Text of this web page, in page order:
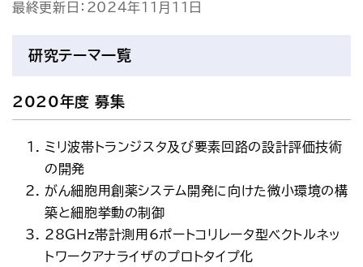
チャットで相談
アクセス お問い合わせ
プレスリリース English
最終更新日：2024年11月11日
研究テーマ一覧
2020年度 募集
ミリ波帯トランジスタ及び要素回路の設計評価技術
の開発
がん細胞用創薬システム開発に向けた微小環境の構
築と細胞挙動の制御
28GHz帯計測用6ポートコリレータ型ベクトルネッ
トワークアナライザのプロトタイプ化